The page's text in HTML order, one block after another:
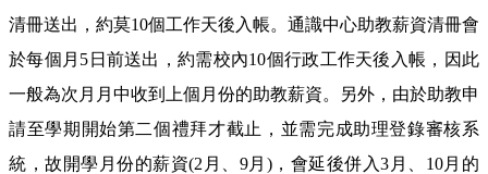
清冊送出，約莫10個工作天後入帳。通識中心助教薪資清冊會
於每個月5日前送出，約需校內10個行政工作天後入帳，因此
一般為次月月中收到上個月份的助教薪資。另外，由於助教申
請至學期開始第二個禮拜才截止，並需完成助理登錄審核系
統，故開學月份的薪資(2月、9月)，會延後併入3月、10月的